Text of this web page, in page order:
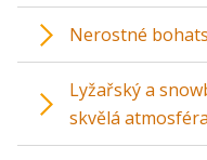
Nerostné
Lyžařský a
skvělá atmosféra